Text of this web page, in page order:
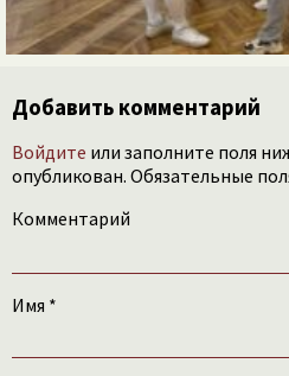
Добавить комментарий
Войдите или заполните поля
опубликован. Обязательные
Комментарий
Имя *